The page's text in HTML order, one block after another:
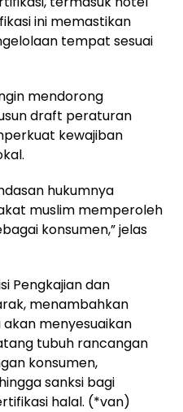
ini memastikan
tempat sesuai
mendorong
draft peraturan
kewajiban
hukumnya
muslim memperoleh
konsumen,” jelas
Pengkajian dan
menambahkan
menyesuaikan
tubuh rancangan
konsumen,
sanksi bagi
halal. (*van)